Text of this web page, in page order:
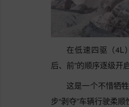
在低速四驱（4L
后、前”的顺序逐级开启
这是一个不惜牺
步“剥夺”车辆行驶柔